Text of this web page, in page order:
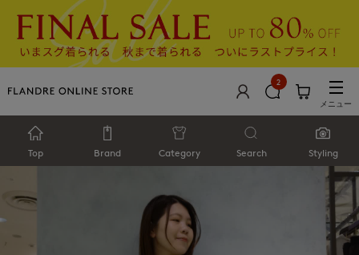
2
メニュー
Top Brand Category Search Styling